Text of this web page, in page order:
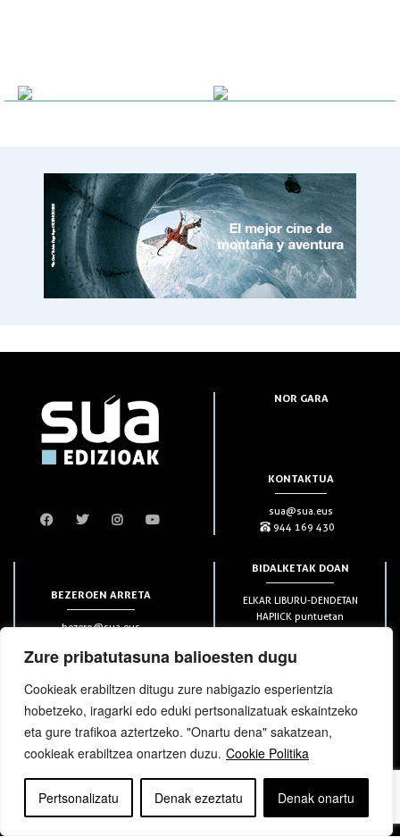
Zure pribatutasuna balioesten dugu
Cookieak erabiltzen ditugu zure nabigazio esperientzia
hobetzeko, iragarki edo eduki pertsonalizatuak eskaintzeko
eta gure trafikoa aztertzeko. "Onartu dena" sakatzean,
cookieak erabiltzea onartzen duzu. Cookie Politika
Pertsonalizatu Denak ezeztatu Denak onartu
NOR GARA
KONTAKTUA
sua@sua.eus
944 169 430
BEZEROEN ARRETA
bezero@sua.eus
HARPIDETZAK
BIDALKETAK DOAN
ELKAR LIBURU-DENDETAN
HAPIICK puntuetan
(soilik penintsulan)